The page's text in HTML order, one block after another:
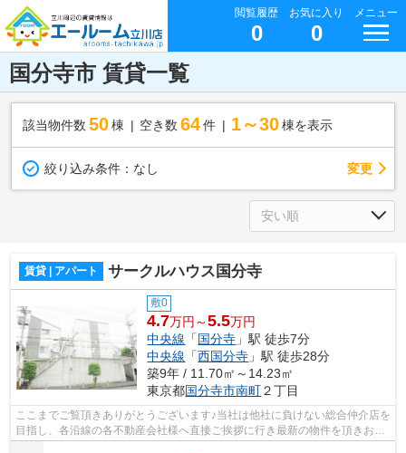
閲覧履歴
0
お気に入り
0
メニュー
国分寺市 賃貸一覧
該当物件数 50棟 空き数 64 件 1～30 棟を表示
絞り込み条件： なし 変更
賃貸 | アパート サークルハウス国分寺
敷0
4.7万円～5.5万円
中央線 「国分寺 」駅 徒歩7分
中央線 「西国分寺 」駅 徒歩28分
築9年 / 11.70㎡～14.23㎡
東京都国分寺市南町２丁目
ここまでご覧頂きありがとうございます♪当社は他社に負けない総合仲介店を
目指し、各沿線の各不動産会社様へ直接ご挨拶に行き最新の物件を頂きお客